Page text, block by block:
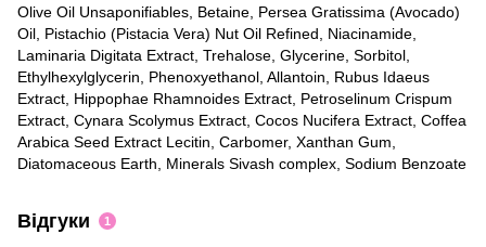
Olive Oil Unsaponifiables, Betaine, Persea Gratissima (Avocado)
Oil, Pistachio (Pistacia Vera) Nut Oil Refined, Niacinamide,
Laminaria Digitata Extract, Trehalose, Glycerine, Sorbitol,
Ethylhexylglycerin, Phenoxyethanol, Allantoin, Rubus Idaeus
Еxtract, Hippophae Rhamnoides Extract, Petroselinum Crispum
Extract, Cynara Scolymus Extract, Cocos Nucifera Extract, Coffea
Arabica Seed Extract Lecitin, Carbomer, Xanthan Gum,
Diatomaceous Earth, Minerals Sivash complex, Sodium Benzoate
Відгуки 1